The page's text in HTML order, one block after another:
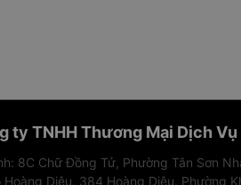
ty TNHH Thương Mại Dịch
8C Chữ Đồng Tử, Phường Tân Sơn
Diệu, 384 Hoàng Diệu, Phường